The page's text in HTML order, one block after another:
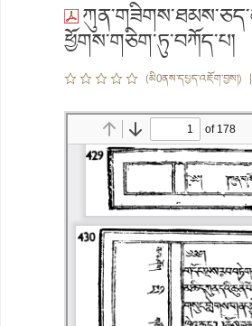
ཕྱོགས་གཅིག་ཏུ་བཀོད་པ།